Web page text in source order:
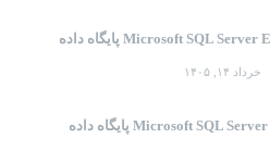
خرداد ۱۴, ۱۴۰۵